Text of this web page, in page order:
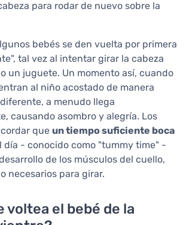
para rodar de nuevo sobre la
bebés se den vuelta por primera
tal vez al intentar girar la cabeza
un juguete. Un momento así, cuando
al niño acostado de manera
a menudo llega
causando asombro y alegría. Los
que un tiempo suficiente boca
día - conocido como "tummy time" -
de los músculos del cuello,
necesarios para girar.
voltea el bebé de la